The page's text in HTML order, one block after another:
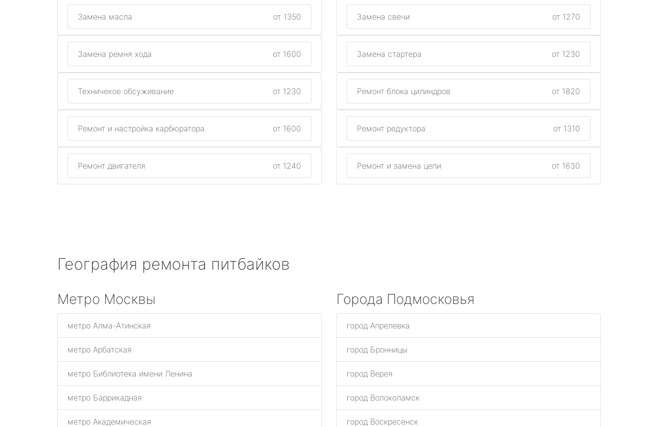
Замена масла от 1350 Замена свечи от 1270
Замена ремня хода от 1600 Замена стартера от 1230
Техничекое обсуживание от 1230 Ремонт блока цилиндров от 1820
Ремонт и настройка карбюратора от 1600 Ремонт редуктора от 1310
Ремонт двигателя от 1240 Ремонт и замена цепи от 1630
География ремонта питбайков
Метро Москвы
метро Алма-Атинская
метро Арбатская
метро Библиотека имени Ленина
метро Баррикадная
метро Академическая
Города Подмосковья
город Апрелевка
город Бронницы
город Верея
город Волоколамск
город Воскресенск